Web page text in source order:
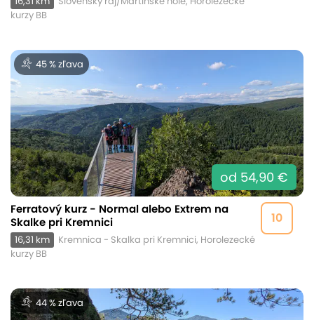
kurzy BB
45 % zľava
od 54,90 €
10
Ferratový kurz - Normal alebo Extrem na
Skalke pri Kremnici
16,31 km
Kremnica - Skalka pri Kremnici, Horolezecké
kurzy BB
44 % zľava